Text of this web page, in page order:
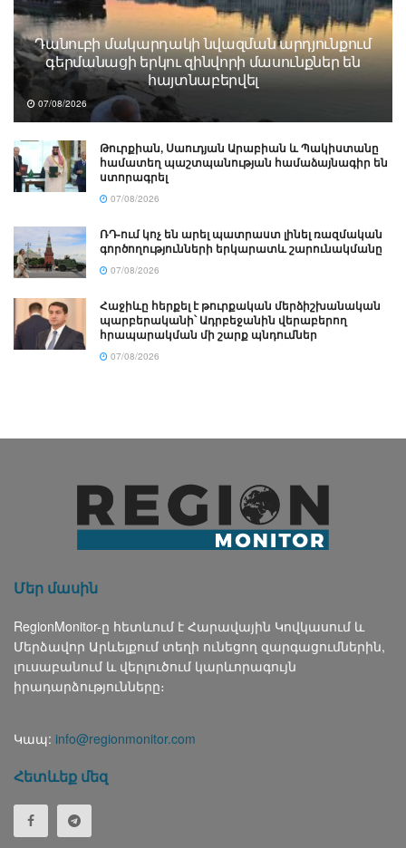
Դանուբի մակարդակի նվազման արդյունքում
գերմանացի երկու զինվորի մասունքներ են
հայտնաբերվել
07/08/2026
Թուրքիան, Սաուդյան Արաբիան և Պակիստանը
համատեղ պաշտպանության համաձայնագիր են
ստորագրել
07/08/2026
ՌԴ-ում կոչ են արել պատրաստ լինել ռազմական
գործողությունների երկարատև շարունակմանը
07/08/2026
Հաջիևը հերքել է թուրքական մերձիշխանական
պարբերականի՝ Ադրբեջանին վերաբերող
հրապարակման մի շարք պնդումներ
07/08/2026
Մեր մասին
RegionMonitor-ը հետևում է Հարավային Կովկասում և
Մերձավոր Արևելքում տեղի ունեցող զարգացումներին,
լուսաբանում և վերլուծում կարևորագույն
իրադարձությունները։
Կապ: info@regionmonitor.com
Հետևեք մեզ